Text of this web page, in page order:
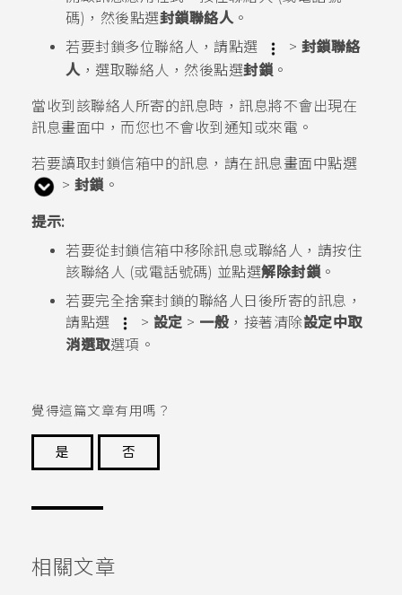
碼)，然後點選封鎖聯絡人。
若要封鎖多位聯絡人，請點選
> 封鎖聯絡
人 ，選取聯絡人，然後點選封鎖 。
當收到該聯絡人所寄的訊息時，訊息將不會出現在
訊息畫面中，而您也不會收到通知或來電。
若要讀取封鎖信箱中的訊息，請在訊息畫面中點選
> 封鎖 。
提示:
若要從封鎖信箱中移除訊息或聯絡人，請按住
該聯絡人 (或電話號碼) 並點選解除封鎖 。
若要完全捨棄封鎖的聯絡人日後所寄的訊息，
請點選
> 設定 > 一般 ，接著清除設定中取
消選取選項。
覺得這篇文章有用嗎？
是
否
相關文章